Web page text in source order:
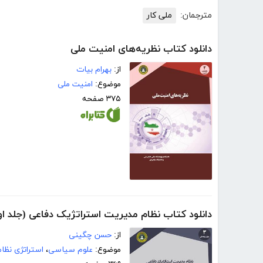
مترجمان: ملی کار
دانلود کتاب نظریه‌های امنیت ملی
از: بهرام بیات
موضوع: امنیت ملی
۳۷۵ صفحه
دانلود کتاب نظام مدیریت استراتژیک دفاعی (جلد
از: حسن چگینی
موضوع: علوم سیاسی، استراتژی